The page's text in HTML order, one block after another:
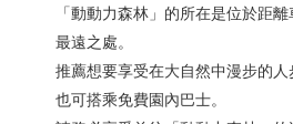
「動動力森林」的所在是位於距
最遠之處。
推薦想要享受在大自然中漫步的人
也可搭乘免費園內巴士。